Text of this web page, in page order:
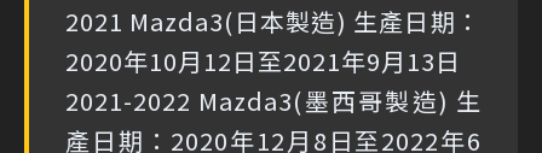
2021 Mazda3(日本製造) 生產日期：
2020年10月12日至2021年9月13日
2021-2022 Mazda3(墨西哥製造) 生
產日期：2020年12月8日至2022年6